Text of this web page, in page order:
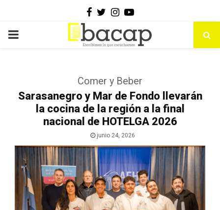
Facebook
Twitter
Instagram
Youtube
PRIMARY
Comer y Beber
Sarasanegro y Mar de Fondo llevarán
la cocina de la región a la final
nacional de HOTELGA 2026
junio 24, 2026